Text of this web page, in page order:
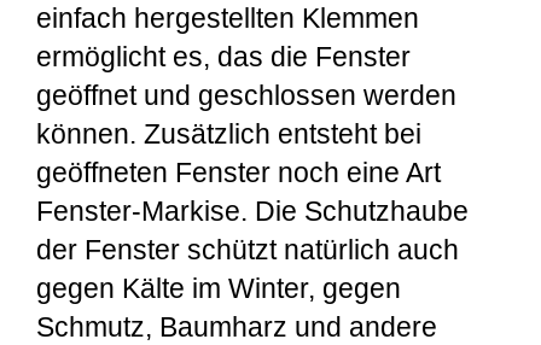
einfach hergestellten Klemmen
ermöglicht es, das die Fenster
geöffnet und geschlossen werden
können. Zusätzlich entsteht bei
geöffneten Fenster noch eine Art
Fenster-Markise. Die Schutzhaube
der Fenster schützt natürlich auch
gegen Kälte im Winter, gegen
Schmutz, Baumharz und andere